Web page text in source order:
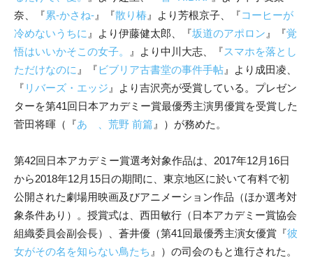
奈、『累-かさね- 』『散り椿 』より芳根京子、『コーヒーが
冷めないうちに 』より伊藤健太郎、『坂道のアポロン 』『覚
悟はいいかそこの女子。
』より中川大志、『スマホを落とし
ただけなのに 』『 ビブリア古書堂の事件手帖 』より成田凌、
『 リバーズ・エッジ 』より吉沢亮が受賞している。プレゼン
ターを第41回日本アカデミー賞最優秀主演男優賞を受賞した
菅田将暉（『あゝ、荒野 前篇 』）が務めた。
第42回日本アカデミー賞選考対象作品は、2017年12月16日
から2018年12月15日の期間に、東京地区に於いて有料で初
公開された劇場用映画及びアニメーション作品（ほか選考対
象条件あり）。授賞式は、西田敏行（日本アカデミー賞協会
組織委員会副会長）、蒼井優（第41回最優秀主演女優賞『彼
女がその名を知らない鳥たち 』）の司会のもと進行された。